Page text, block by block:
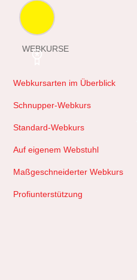
WEBKURSE
Webkursarten im Überblick
Schnupper-Webkurs
Standard-Webkurs
Auf eigenem Webstuhl
Maßgeschneiderter Webkurs
Profiunterstützung